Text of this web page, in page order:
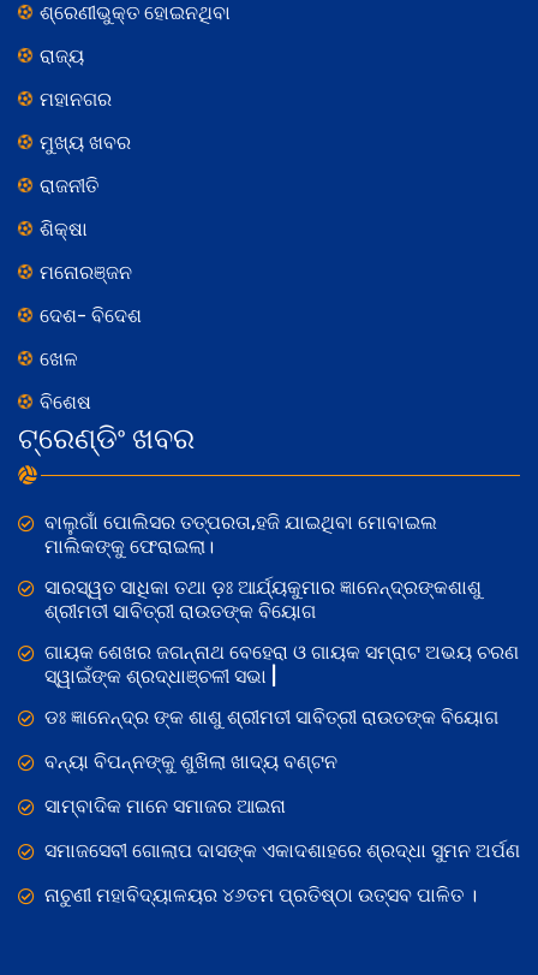
ଶ୍ରେଣୀଭୁକ୍ତ ହୋଇନଥିବା
ରାଜ୍ୟ
ମହାନଗର
ମୁଖ୍ୟ ଖବର
ରାଜନୀତି
ଶିକ୍ଷା
ମନୋରଞ୍ଜନ
ଦେଶ- ବିଦେଶ
ଖେଳ
ବିଶେଷ
ଟ୍ରେଣ୍ଡିଂ ଖବର
ବାଲୁଗାଁ ପୋଲିସର ତତ୍‌ପରତା,ହଜି ଯାଇଥିବା ମୋବାଇଲ
ମାଲିକଙ୍କୁ ଫେରାଇଲା।
ସାରସ୍ୱତ ସାଧିକା ତଥା ଡ଼ଃ ଆର୍ଯ୍ୟକୁମାର ଜ୍ଞାନେନ୍ଦ୍ରଙ୍କଶାଶୁ
ଶ୍ରୀମତୀ ସାବିତ୍ରୀ ରାଉତଙ୍କ ବିୟୋଗ
ଗାୟକ ଶେଖର ଜଗନ୍ନାଥ ବେହେରା ଓ ଗାୟକ ସମ୍ରାଟ ଅଭୟ ଚରଣ
ସ୍ୱାଇଁଙ୍କ ଶ୍ରଦ୍ଧାଞ୍ଚଳୀ ସଭା |
ଡଃ ଜ୍ଞାନେନ୍ଦ୍ର ଙ୍କ ଶାଶୁ ଶ୍ରୀମତୀ ସାବିତ୍ରୀ ରାଉତଙ୍କ ବିୟୋଗ
ବନ୍ୟା ବିପନ୍ନଙ୍କୁ ଶୁଖିଲା ଖାଦ୍ୟ ବଣ୍ଟନ
ସାମ୍ବାଦିକ ମାନେ ସମାଜର ଆଇନା
ସମାଜସେବୀ ଗୋଲାପ ଦାସଙ୍କ ଏକାଦଶାହରେ ଶ୍ରଦ୍ଧା ସୁମନ ଅର୍ପଣ
ନାଚୁଣୀ ମହାବିଦ୍ୟାଳୟର ୪୬ତମ ପ୍ରତିଷ୍ଠା ଉତ୍ସବ ପାଳିତ ।